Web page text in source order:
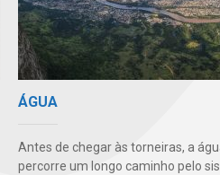
ÁGUA
Antes de chegar às torneiras, a
percorre um longo caminho pelo